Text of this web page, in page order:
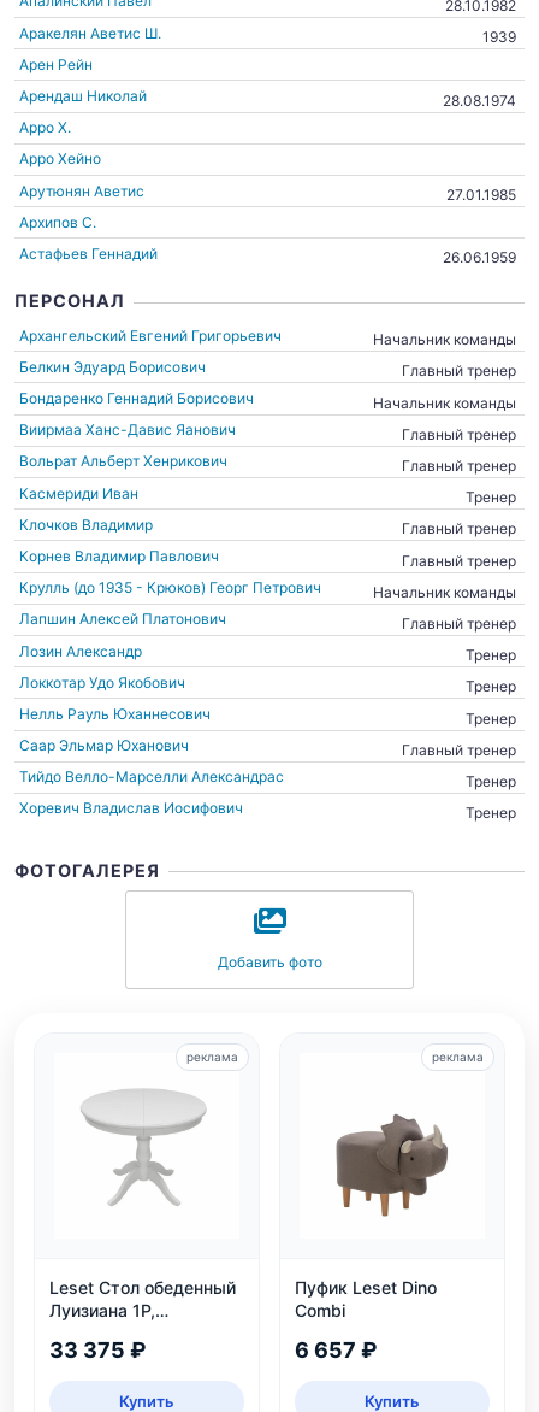
28.10.1982
Аракелян Аветис Ш.
1939
Арен Рейн
Арендаш Николай
28.08.1974
Арро Х.
Арро Хейно
Арутюнян Аветис
27.01.1985
Архипов С.
Астафьев Геннадий
26.06.1959
ПЕРСОНАЛ
Архангельский Евгений Григорьевич
Начальник команды
Белкин Эдуард Борисович
Главный тренер
Бондаренко Геннадий Борисович
Начальник команды
Виирмаа Ханс-Давис Яанович
Главный тренер
Вольрат Альберт Хенрикович
Главный тренер
Касмериди Иван
Тренер
Клочков Владимир
Главный тренер
Корнев Владимир Павлович
Главный тренер
Крулль (до 1935 - Крюков) Георг Петрович
Начальник команды
Лапшин Алексей Платонович
Главный тренер
Лозин Александр
Тренер
Локкотар Удо Якобович
Тренер
Нелль Рауль Юханнесович
Тренер
Саар Эльмар Юханович
Главный тренер
Тийдо Велло-Марселли Александрас
Тренер
Хоревич Владислав Иосифович
Тренер
ФОТОГАЛЕРЕЯ
Добавить фото
Leset Стол обеденный
Луизиана 1Р,
33 375 ₽
Купить
реклама
Пуфик Leset Dino
Combi
6 657 ₽
Купить
реклама